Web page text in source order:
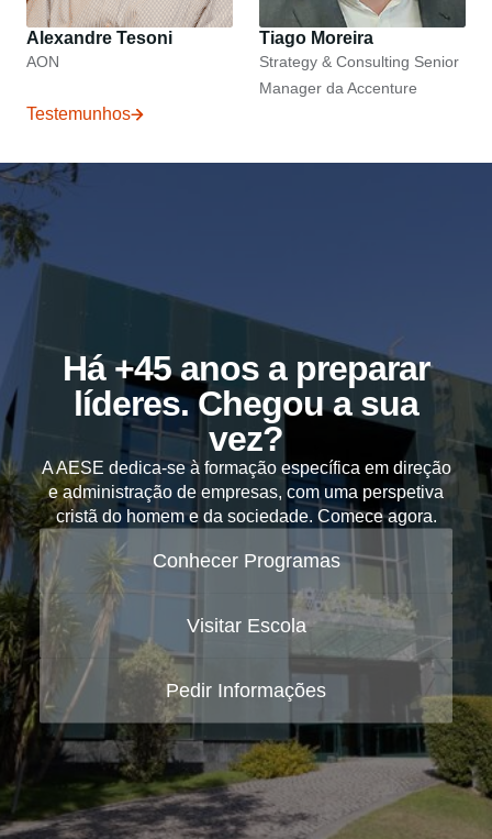
Alexandre Tesoni
AON
Tiago Moreira
Strategy & Consulting Senior
Manager da Accenture
Testemunhos
Há +45 anos a preparar
líderes. Chegou a sua
vez?
A AESE dedica-se à formação específica em direção
e administração de empresas, com uma perspetiva
cristã do homem e da sociedade. Comece agora.
Conhecer Programas
Visitar Escola
Pedir Informações